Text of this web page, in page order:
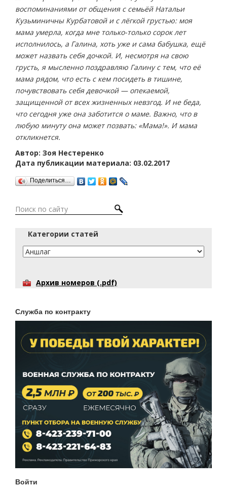
воспоминаниями от общения с семьёй Натальи
Кузьминичны Курбатовой и с лёгкой грустью: моя
мама умерла, когда мне только-только сорок лет
исполнилось, а Галина, хоть уже и сама бабушка, ещё
может назвать себя дочкой. И, несмотря на свою
грусть, я мысленно поздравляю Галину с тем, что её
мама рядом, что есть с кем посидеть в тишине,
почувствовать себя девочкой — опекаемой,
защищенной от всех жизненных невзгод. И не беда,
что сегодня уже она заботится о маме. Важно, что в
любую минуту она может позвать: «Мама!». И мама
откликнется.
Автор: Зоя Нестеренко
Дата публикации материала: 03.02.2017
Поделиться…
Категории статей
Архив номеров (.pdf)
Служба по контракту
Войти